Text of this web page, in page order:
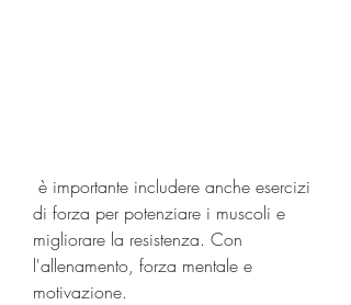
di forza per potenziare i muscoli e
migliorare la resistenza. Con
l'allenamento, forza mentale e
motivazione.